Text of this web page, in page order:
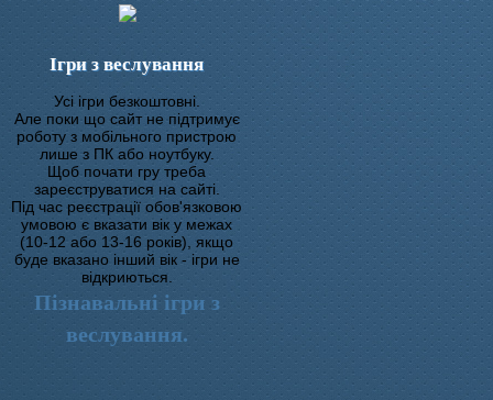
Ігри з веслування
Усі ігри безкоштовні.
Але поки що сайт не підтримує
роботу з мобільного пристрою
лише з ПК або ноутбуку.
Щоб почати гру треба
зареєструватися на сайті.
Під час реєстрації обов'язковою
умовою є вказати вік у межах
(10-12 або 13-16 років), якщо
буде вказано інший вік - ігри не
відкриються.
Пізнавальні ігри з
веслування.